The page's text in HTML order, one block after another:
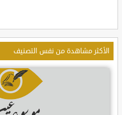
الأكثر مشاهدة من نفس التصنيف